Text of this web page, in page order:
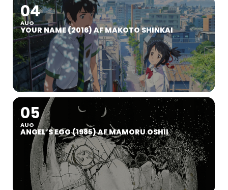
04
AUG
YOUR NAME (2016) AF MAKOTO SHINKAI
05
AUG
ANGEL’S EGG (1985) AF MAMORU OSHII